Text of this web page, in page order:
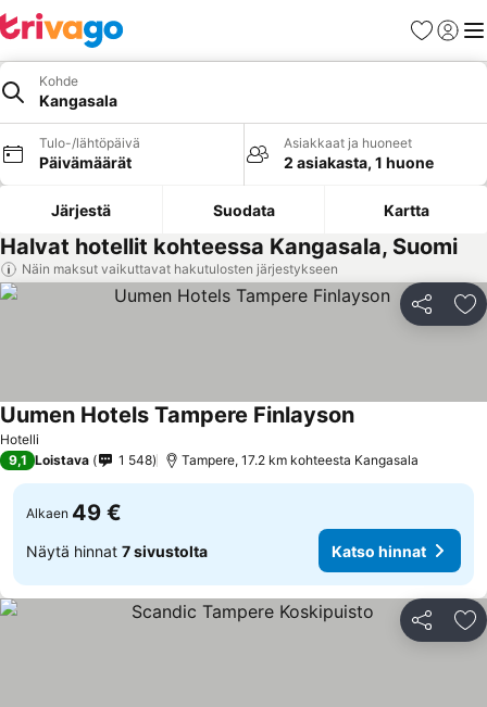
Suosikit
Kohde
Kangasala
Tulo-/lähtöpäivä
Päivämäärät
Asiakkaat ja huoneet
2 asiakasta, 1 huone
Järjestä Suodata Kartta
Halvat hotellit kohteessa Kangasala, Suomi
Näin maksut vaikuttavat hakutulosten järjestykseen
Jaa
Hotelli
Uumen Hotels Tampere FinlaysonKatso hinnat
9,1 Loistava 1 548 Tampere, 17.2 km kohteesta Kangasala
Alkaen 49 €
Näytä hinnat 7 sivustolta Katso hinnat
Jaa